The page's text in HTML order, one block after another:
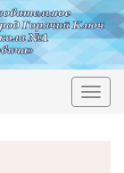
Вкл/